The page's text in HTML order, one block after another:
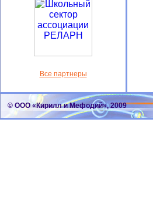
Все партнеры
© ООО «Кирилл и Мефодий», 2009